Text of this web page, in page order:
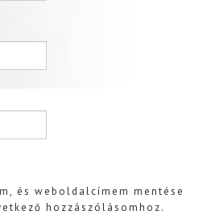
és weboldalcímem mentése
hozzászólásomhoz.